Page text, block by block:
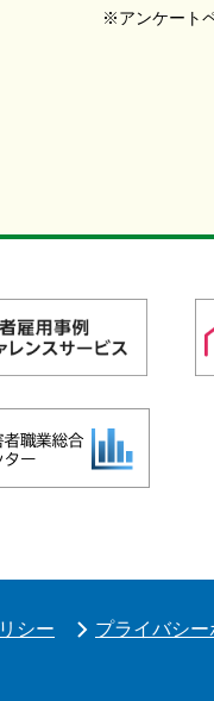
※アンケート
シー プライバシ